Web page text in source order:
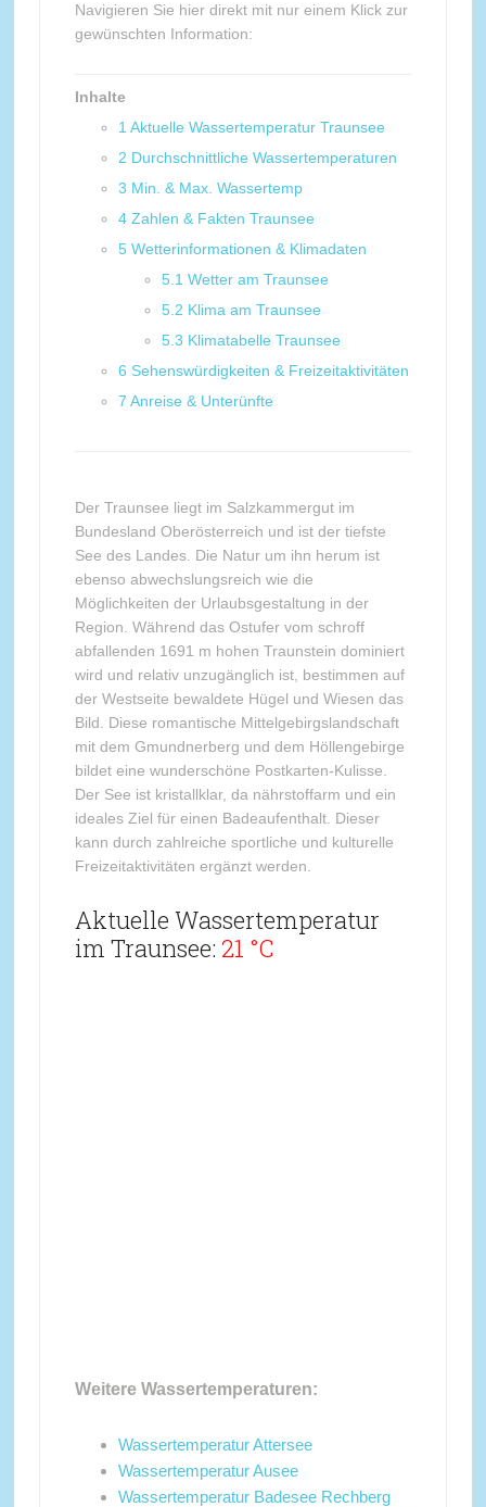
Navigieren Sie hier direkt mit nur einem Klick zur
gewünschten Information:
Inhalte
1 Aktuelle Wassertemperatur Traunsee
2 Durchschnittliche Wassertemperaturen
3 Min. & Max. Wassertemp
4 Zahlen & Fakten Traunsee
5 Wetterinformationen & Klimadaten
5.1 Wetter am Traunsee
5.2 Klima am Traunsee
5.3 Klimatabelle Traunsee
6 Sehenswürdigkeiten & Freizeitaktivitäten
7 Anreise & Unterünfte
Der Traunsee liegt im Salzkammergut im
Bundesland Oberösterreich und ist der tiefste
See des Landes. Die Natur um ihn herum ist
ebenso abwechslungsreich wie die
Möglichkeiten der Urlaubsgestaltung in der
Region. Während das Ostufer vom schroff
abfallenden 1691 m hohen Traunstein dominiert
wird und relativ unzugänglich ist, bestimmen auf
der Westseite bewaldete Hügel und Wiesen das
Bild. Diese romantische Mittelgebirgslandschaft
mit dem Gmundnerberg und dem Höllengebirge
bildet eine wunderschöne Postkarten-Kulisse.
Der See ist kristallklar, da nährstoffarm und ein
ideales Ziel für einen Badeaufenthalt. Dieser
kann durch zahlreiche sportliche und kulturelle
Freizeitaktivitäten ergänzt werden.
Aktuelle Wassertemperatur
im Traunsee: 21 °C
Weitere Wassertemperaturen:
Wassertemperatur Attersee
Wassertemperatur Ausee
Wassertemperatur Badesee Rechberg